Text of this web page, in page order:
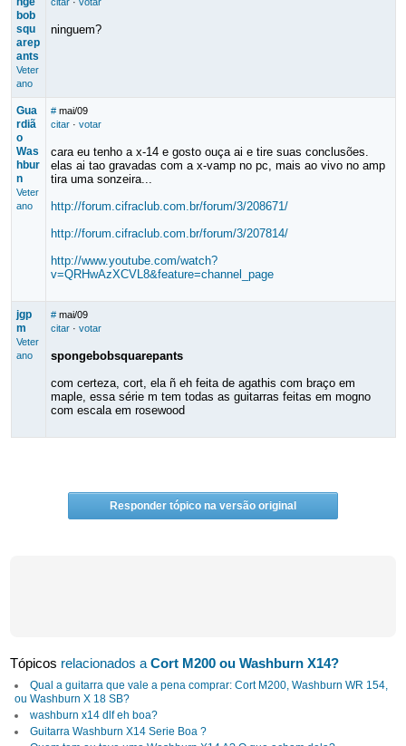
bob
squ
arep
ants
Veter
ano
ninguem?
Gua
rdiã
o
Was
hbur
n
Veter
ano
# mai/09
citar· votar
cara eu tenho a x-14 e gosto ouça ai e tire suas conclusões.
elas ai tao gravadas com a x-vamp no pc, mais ao vivo no amp
tira uma sonzeira...
http://forum.cifraclub.com.br/forum/3/208671/
http://forum.cifraclub.com.br/forum/3/207814/
http://www.youtube.com/watch?
v=QRHwAzXCVL8&feature=channel_page
jgp
m
Veter
ano
# mai/09
citar· votar
spongebobsquarepants
com certeza, cort, ela ñ eh feita de agathis com braço em
maple, essa série m tem todas as guitarras feitas em mogno
com escala em rosewood
Responder tópico na versão original
Tópicos relacionados aCort M200 ou Washburn X14?
Qual a guitarra que vale a pena comprar: Cort M200, Washburn WR 154,
ou Washburn X 18 SB?
washburn x14 dlf eh boa?
Guitarra Washburn X14 Serie Boa ?